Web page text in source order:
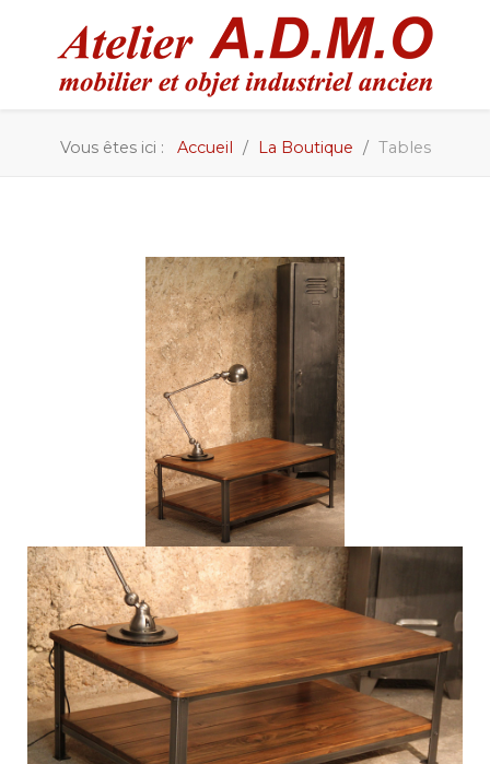
Vous êtes ici : Accueil La Boutique Tables